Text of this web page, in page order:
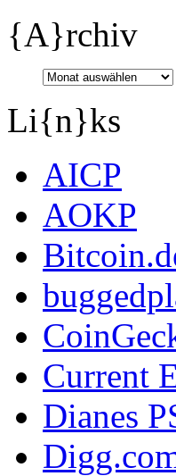
{A}rchiv
Li{n}ks
AICP
AOKP
Current
Dianes